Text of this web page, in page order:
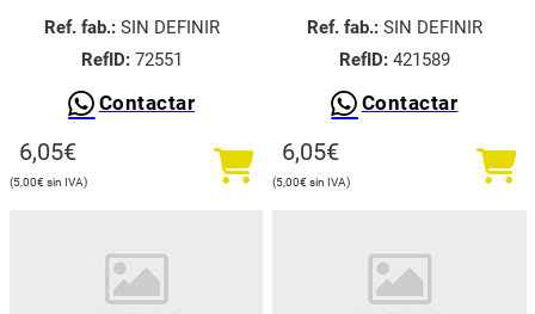
Ref. fab.:SIN DEFINIR
RefID:72551
Contactar
6,05€
5,00€
Ref. fab.:SIN DEFINIR
RefID:421589
Contactar
6,05€
5,00€